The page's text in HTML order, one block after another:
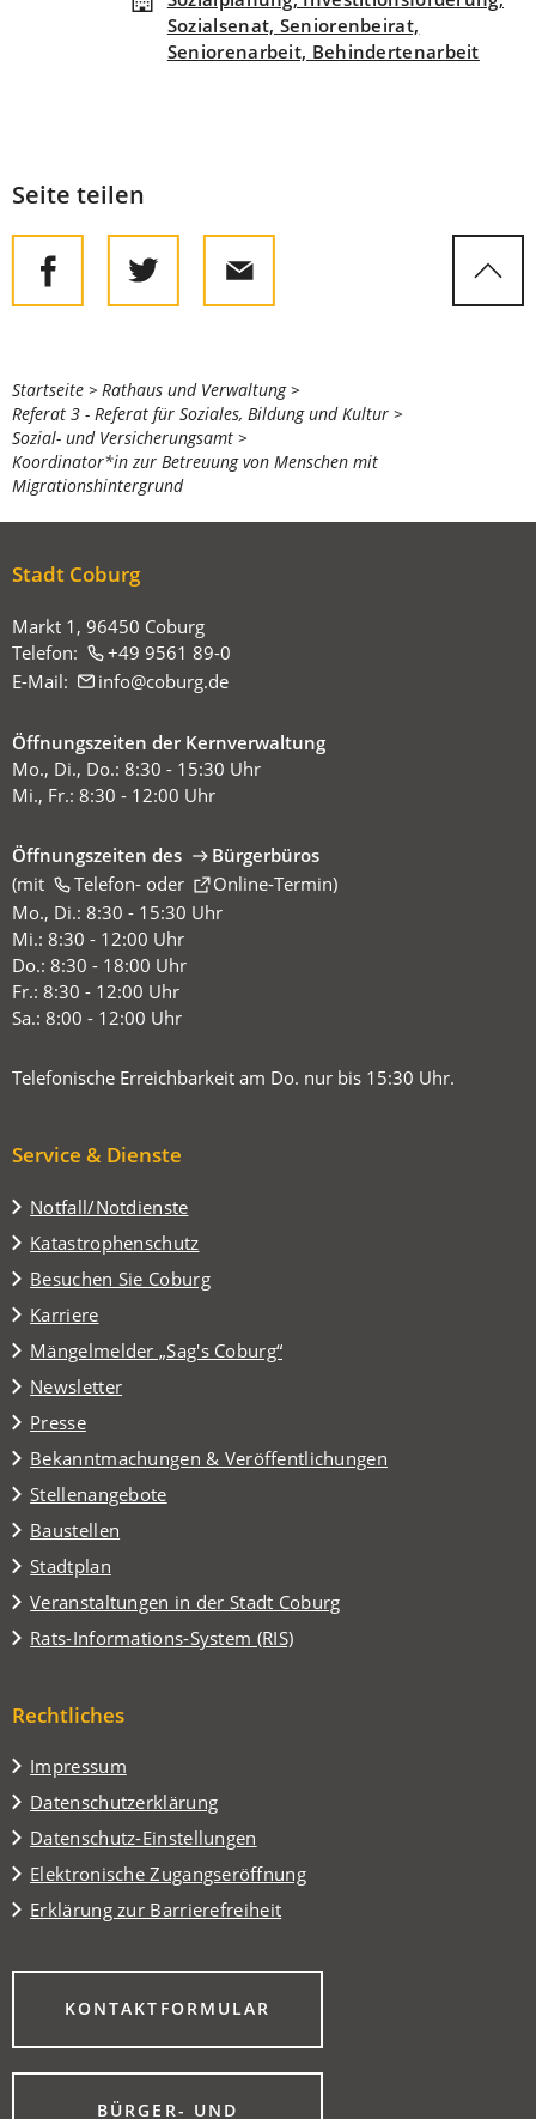
Sozialsenat, Seniorenbeirat,
Seniorenarbeit, Behindertenarbeit
Seite teilen
Sie
befinden
sich
hier:
Startseite
Rathaus und Verwaltung
Referat 3 - Referat für Soziales, Bildung und Kultur
Sozial- und Versicherungsamt
Koordinator*in zur Betreuung von Menschen mit
Migrationshintergrund
Stadt Coburg
Markt 1, 96450 Coburg
Telefon:
+49 9561 89-0
E-Mail:
info coburg de
Öffnungszeiten der Kernverwaltung
Mo., Di., Do.: 8:30 - 15:30 Uhr
Mi., Fr.: 8:30 - 12:00 Uhr
Öffnungszeiten des
Bürgerbüros
(mit
Telefon-oder Online-Termin
(Öffnet
in
einem
neuen
Tab)
)
Mo., Di.: 8:30 - 15:30 Uhr
Mi.: 8:30 - 12:00 Uhr
Do.: 8:30 - 18:00 Uhr
Fr.: 8:30 - 12:00 Uhr
Sa.: 8:00 - 12:00 Uhr
Telefonische Erreichbarkeit am Do. nur bis 15:30 Uhr.
Service & Dienste
Notfall/Notdienste
Katastrophenschutz
Besuchen Sie Coburg
(Öffnet
in
einem
neuen
Tab)
Karriere
Mängelmelder „Sag's Coburg“
(Öffnet
in
einem
neuen
Tab)
Newsletter
Presse
Bekanntmachungen & Veröffentlichungen
Stellenangebote
Baustellen
Stadtplan
(Öffnet
in
einem
neuen
Veranstaltungen in der Stadt Coburg
(Öffnet
in
einem
Tab)
Rats-Informations-System (RIS)
(Öffnet
neuen
Rechtliches
Impressum
Datenschutzerklärung
Datenschutz-Einstellungen
Elektronische Zugangseröffnung
Erklärung zur Barrierefreiheit
KONTAKTFORMULAR
(ÖFFNET
EINEM
NEUEN
BÜRGER- UND